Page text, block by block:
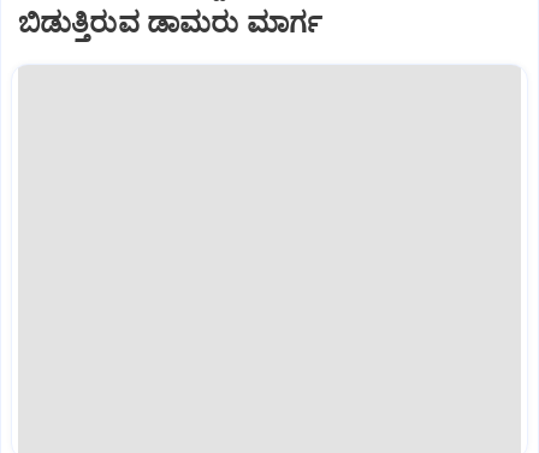
ಬಿಡುತ್ತಿರುವ ಡಾಮರು ಮಾರ್ಗ